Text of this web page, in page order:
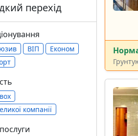
перехід
ВІП
Економ
компанії